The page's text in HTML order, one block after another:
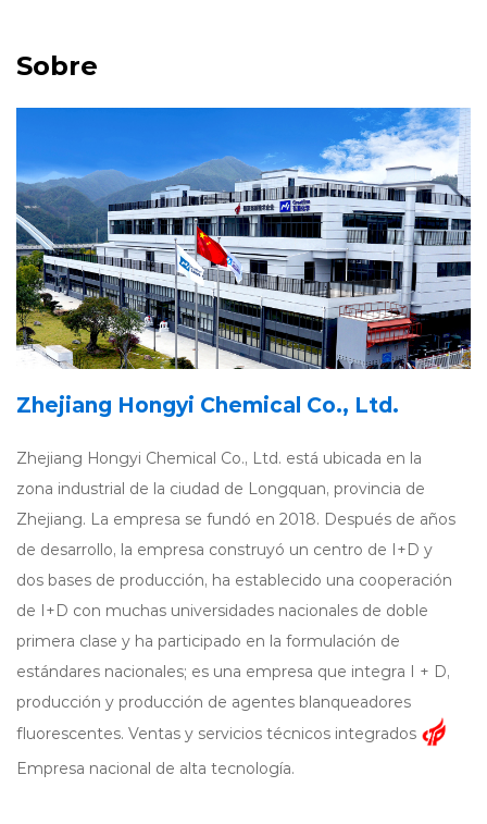
Sobre
Zhejiang Hongyi Chemical Co., Ltd.
Zhejiang Hongyi Chemical Co., Ltd. está ubicada en la
zona industrial de la ciudad de Longquan, provincia de
Zhejiang. La empresa se fundó en 2018. Después de años
de desarrollo, la empresa construyó un centro de I+D y
dos bases de producción, ha establecido una cooperación
de I+D con muchas universidades nacionales de doble
primera clase y ha participado en la formulación de
estándares nacionales; es una empresa que integra I + D,
producción y producción de agentes blanqueadores
fluorescentes. Ventas y servicios técnicos integrados
Empresa nacional de alta tecnología.